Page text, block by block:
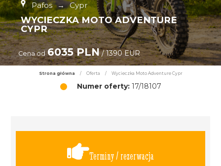
Pafos → Cypr
WYCIECZKA MOTO ADVENTURE
CYPR
Cena od 6035 PLN/ 1390 EUR
Strona główna / Oferta / Wycieczka Moto Adventure Cypr
Numer oferty:17/18107
Terminy / rezerwacja